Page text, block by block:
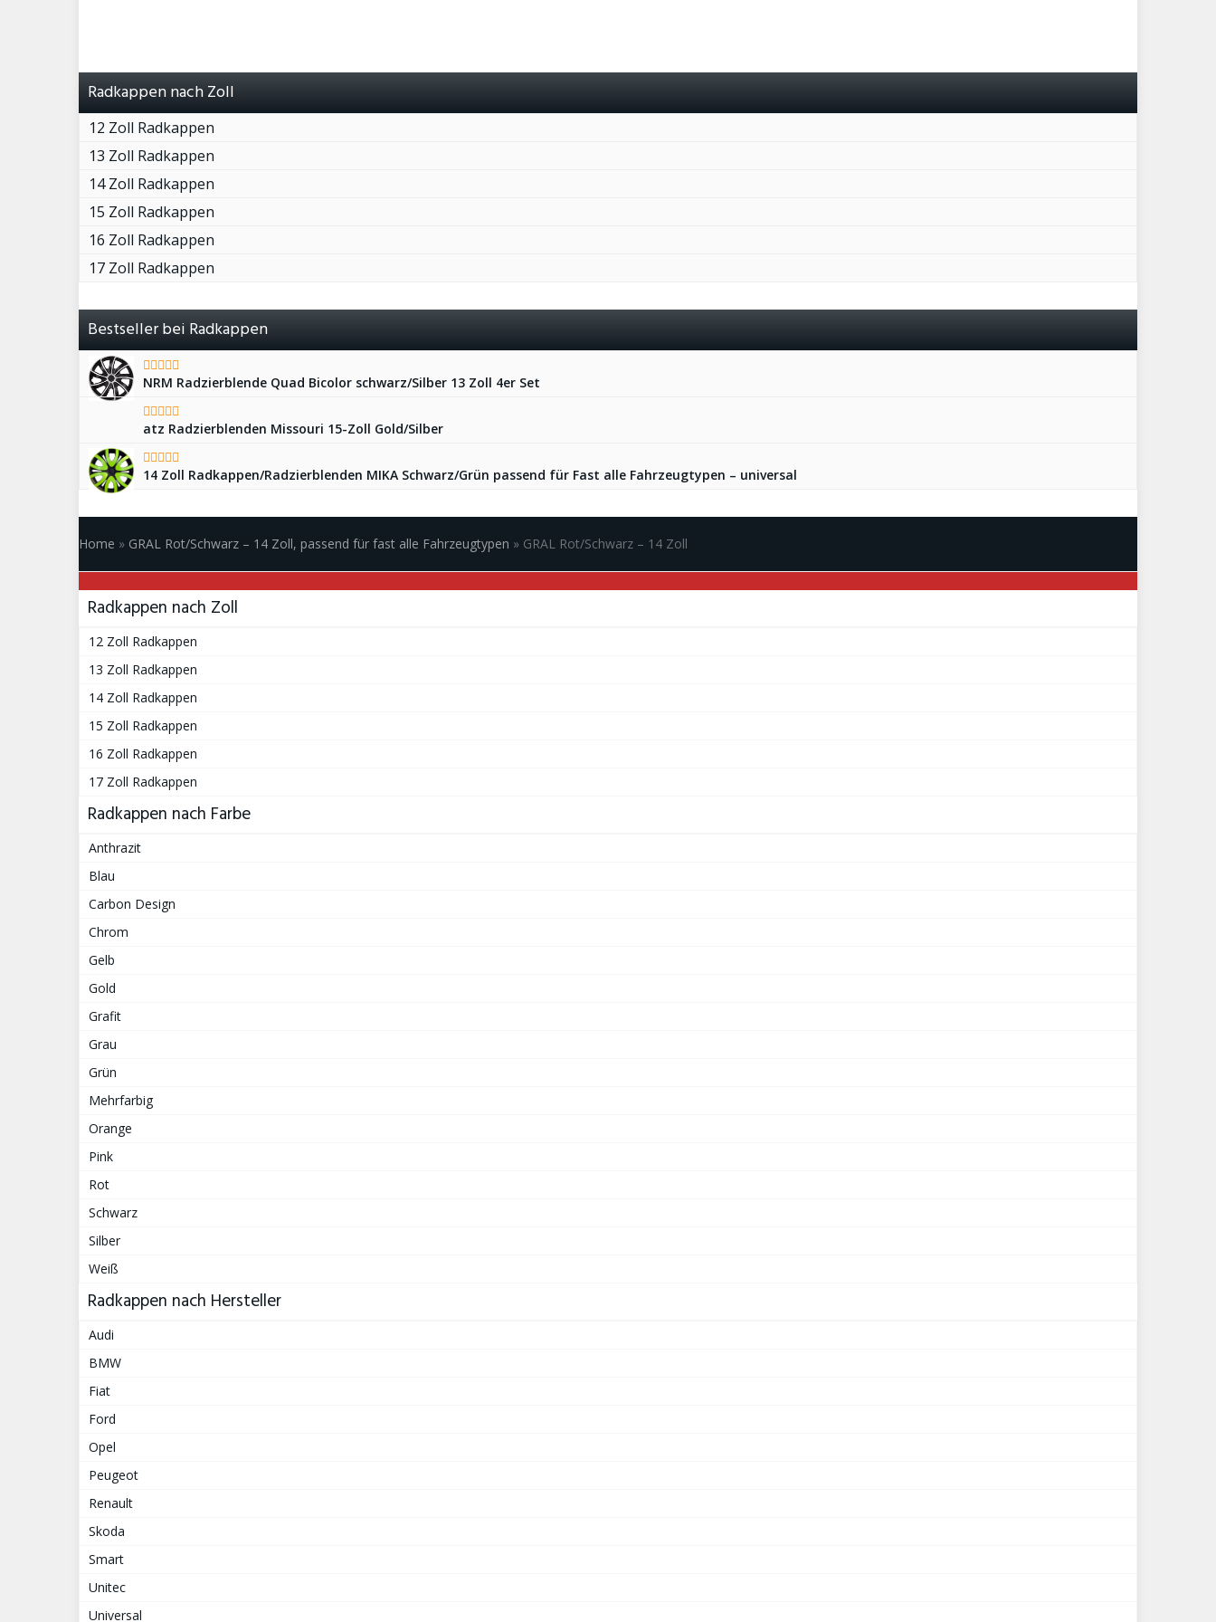
Radkappen nach Zoll
12 Zoll Radkappen
13 Zoll Radkappen
14 Zoll Radkappen
15 Zoll Radkappen
16 Zoll Radkappen
17 Zoll Radkappen
Bestseller bei Radkappen
NRM Radzierblende Quad Bicolor schwarz/Silber 13 Zoll 4er Set
atz Radzierblenden Missouri 15-Zoll Gold/Silber
14 Zoll Radkappen/Radzierblenden MIKA Schwarz/Grün passend für Fast alle Fahrzeugtypen – universal
Home » GRAL Rot/Schwarz – 14 Zoll, passend für fast alle Fahrzeugtypen » GRAL Rot/Schwarz – 14 Zoll
Radkappen nach Zoll
12 Zoll Radkappen
13 Zoll Radkappen
14 Zoll Radkappen
15 Zoll Radkappen
16 Zoll Radkappen
17 Zoll Radkappen
Radkappen nach Farbe
Anthrazit
Blau
Carbon Design
Chrom
Gelb
Gold
Grafit
Grau
Grün
Mehrfarbig
Orange
Pink
Rot
Schwarz
Silber
Weiß
Radkappen nach Hersteller
Audi
BMW
Fiat
Ford
Opel
Peugeot
Renault
Skoda
Smart
Unitec
Universal